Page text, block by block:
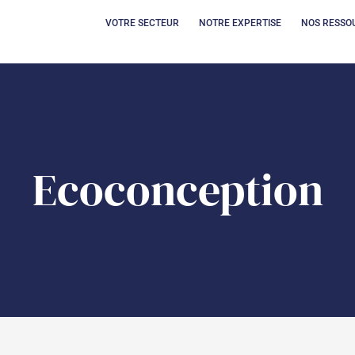
VOTRE SECTEUR OUVRIR VOTRE
NOTRE EXPERTISE NOS
Ecoconception